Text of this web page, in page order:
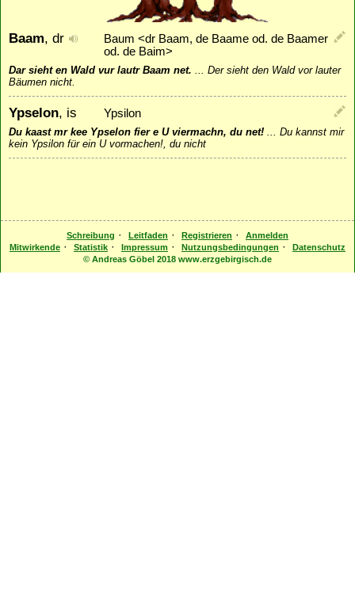
Baam, dr
Baum <dr Baam, de Baame od. de Baamer
od. de Baim>
Dar sieht en Wald vur lautr Baam net.
Der sieht den Wald vor lauter
Bäumen nicht.
Ypselon, is Ypsilon
Du kaast mr kee Ypselon fier e U viermachn, du net!
Du kannst mir
kein Ypsilon für ein U vormachen!, du nicht
Schreibung · Leitfaden · Registrieren ·
Anmelden
Mitwirkende · Statistik · Impressum · Nutzungsbedingungen ·
Datenschutz
© Andreas Göbel 2018 www.erzgebirgisch.de